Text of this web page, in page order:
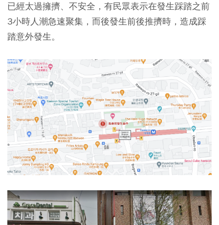
已經太過擁擠、不安全，有民眾表示在發生踩踏之前
3小時人潮急速聚集，而後發生前後推擠時，造成踩
踏意外發生。